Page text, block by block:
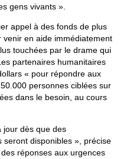
gens vivants ».
appel à des fonds de plus
en aide immédiatement
touchées par le drame qui
partenaires humanitaires
« pour répondre aux
personnes ciblées sur
dans le besoin, au cours
jour dès que des
seront disponibles », précise
des réponses aux urgences